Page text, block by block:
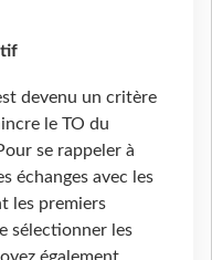
devenu un critère
le TO du
se rappeler à
échanges avec les
les premiers
sélectionner les